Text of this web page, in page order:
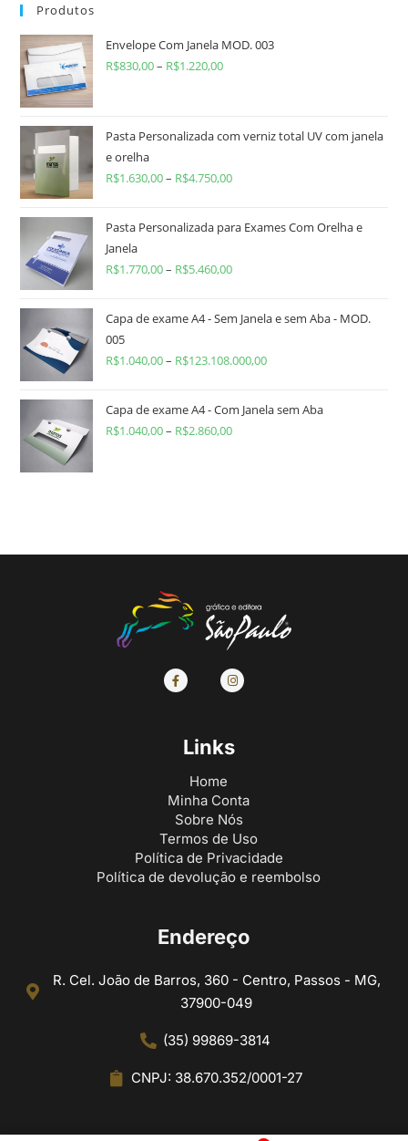
Produtos
Envelope Com Janela MOD. 003
R$830,00– R$1.220,00
Pasta Personalizada com verniz total UV com janela
e orelha
R$1.630,00– R$4.750,00
Pasta Personalizada para Exames Com Orelha e
Janela
R$1.770,00– R$5.460,00
Capa de exame A4 - Sem Janela e sem Aba - MOD.
005
R$1.040,00– R$123.108.000,00
Capa de exame A4 - Com Janela sem Aba
R$1.040,00– R$2.860,00
Links
Home
Minha Conta
Sobre Nós
Termos de Uso
Política de Privacidade
Política de devolução e reembolso
Endereço
R. Cel. João de Barros, 360 - Centro, Passos - MG,
37900-049
(35) 99869-3814
CNPJ: 38.670.352/0001-27